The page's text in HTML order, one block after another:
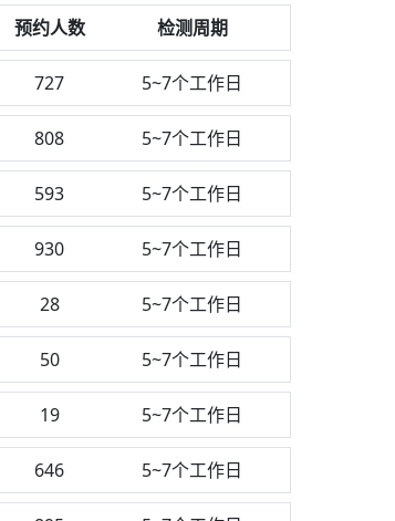
预约人数 检测周期
727 5~7个工作日
808 5~7个工作日
593 5~7个工作日
930 5~7个工作日
28 5~7个工作日
50 5~7个工作日
19 5~7个工作日
646 5~7个工作日